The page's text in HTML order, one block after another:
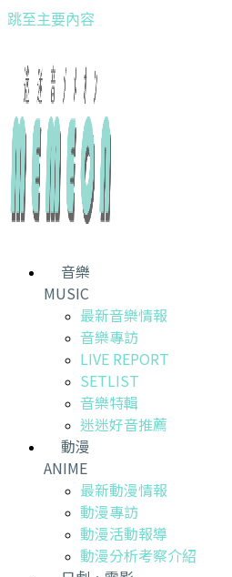
跳至主要內容
音樂
MUSIC
最新音樂情報
音樂專訪
LIVE REPORT
SETLIST
音樂特輯
迷迷好音推薦
動漫
ANIME
最新動漫情報
動漫專訪
動漫活動報導
動漫分析考察介紹